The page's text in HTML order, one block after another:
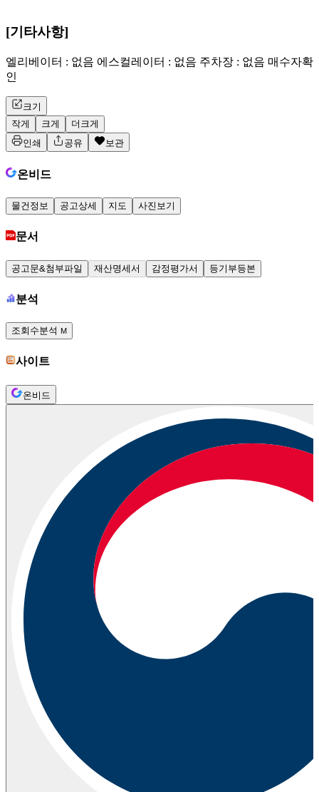
[기타사항]
엘리베이터 : 없음 에스컬레이터 : 없음 주차장 : 없음 매수자확
인
크기
작게
크게
더크게
인쇄
공유 보관
온비드
물건정보 공고상세 지도 사진보기
문서
공고문&첨부파일 재산명세서 감정평가서 등기부등본
분석
조회수분석 M
사이트
온비드